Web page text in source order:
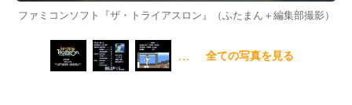
ファミコンソフト『ザ・トライアスロン』（ふたまん＋編集部撮影）
… 全ての写真を見る